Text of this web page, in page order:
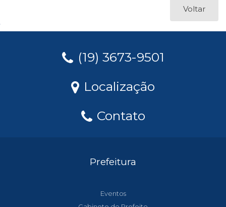
Voltar
(19) 3673-9501
Localização
Contato
Prefeitura
Eventos